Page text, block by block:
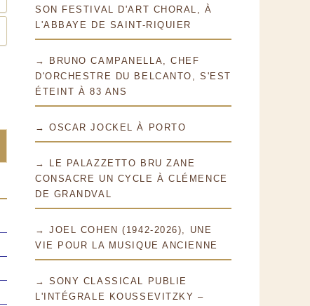
SON FESTIVAL D'ART CHORAL, À
L'ABBAYE DE SAINT-RIQUIER
→ BRUNO CAMPANELLA, CHEF
D'ORCHESTRE DU BELCANTO, S'EST
ÉTEINT À 83 ANS
→ OSCAR JOCKEL À PORTO
→ LE PALAZZETTO BRU ZANE
CONSACRE UN CYCLE À CLÉMENCE
DE GRANDVAL
→ JOEL COHEN (1942-2026), UNE
VIE POUR LA MUSIQUE ANCIENNE
→ SONY CLASSICAL PUBLIE
L'INTÉGRALE KOUSSEVITZKY –